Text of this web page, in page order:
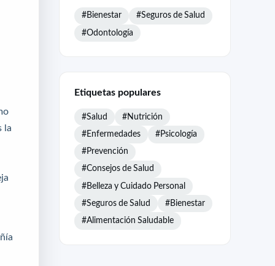
la
#Bienestar #Seguros de Salud
#Odontología
Etiquetas populares
#Salud #Nutrición
#Enfermedades #Psicología
#Prevención
#Consejos de Salud
#Belleza y Cuidado Personal
#Seguros de Salud #Bienestar
#Alimentación Saludable